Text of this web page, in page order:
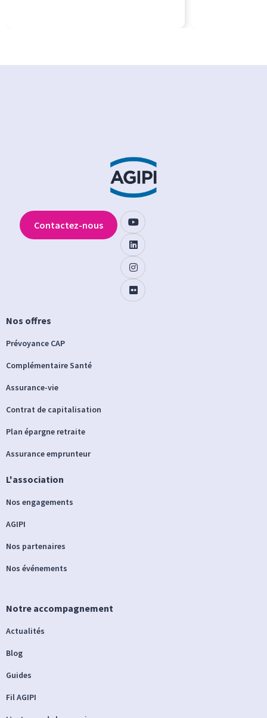
Nos offres
Prévoyance CAP
Complémentaire Santé
Assurance-vie
Contrat de capitalisation
Plan épargne retraite
Assurance emprunteur
L'association
Nos engagements
AGIPI
Nos partenaires
Nos événements
Notre accompagnement
Actualités
Blog
Guides
Fil AGIPI
Contactez-nous